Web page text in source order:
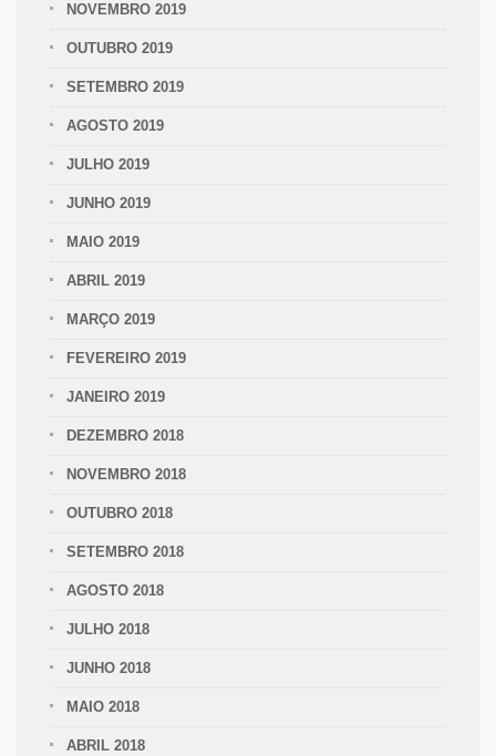
NOVEMBRO 2019
OUTUBRO 2019
SETEMBRO 2019
AGOSTO 2019
JULHO 2019
JUNHO 2019
MAIO 2019
ABRIL 2019
MARÇO 2019
FEVEREIRO 2019
JANEIRO 2019
DEZEMBRO 2018
NOVEMBRO 2018
OUTUBRO 2018
SETEMBRO 2018
AGOSTO 2018
JULHO 2018
JUNHO 2018
MAIO 2018
ABRIL 2018